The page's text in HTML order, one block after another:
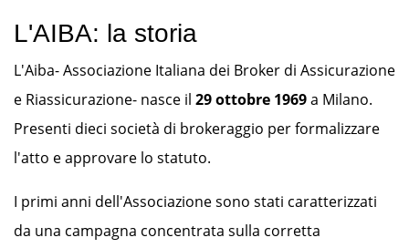
L'AIBA: la storia
L'Aiba- Associazione Italiana dei Broker di Assicurazione
e Riassicurazione- nasce il 29 ottobre 1969a Milano.
Presenti dieci società di brokeraggio per formalizzare
l'atto e approvare lo statuto.
I primi anni dell'Associazione sono stati caratterizzati
da una campagna concentrata sulla corretta